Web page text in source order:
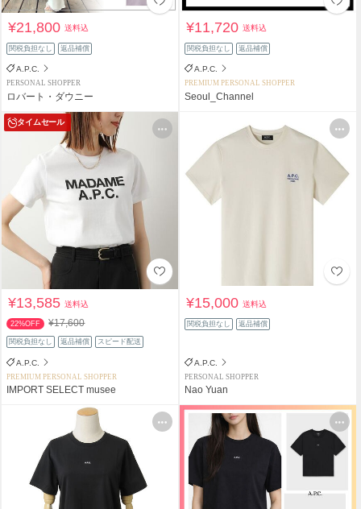
¥21,800送料込
関税負担なし 返品補償
A.P.C.
PERSONAL SHOPPER
ロバート・ダウニー
¥11,720送料込
関税負担なし 返品補償
A.P.C.
PREMIUM PERSONAL SHOPPER
Seoul_Channel
タイムセール
¥13,585送料込
22%OFF ¥17,600
関税負担なし 返品補償 スピード配送
A.P.C.
PREMIUM PERSONAL SHOPPER
IMPORT SELECT musee
¥15,000送料込
関税負担なし 返品補償
A.P.C.
PERSONAL SHOPPER
Nao Yuan